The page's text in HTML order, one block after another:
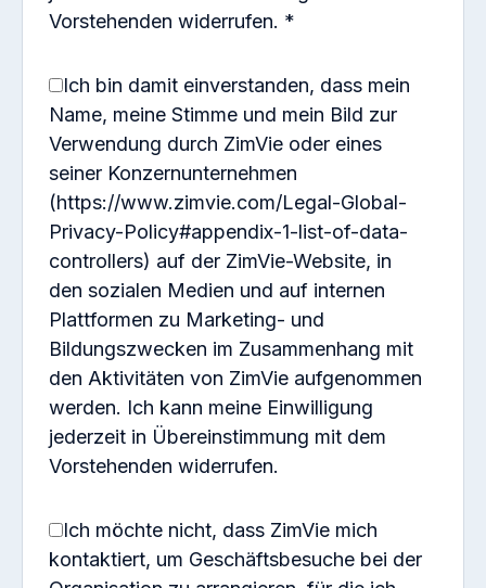
ZimVie unter
privacy.emea@zimvie.com
wenn Sie ein potenzieller zukünftiger Kunde von
ZimVie sind, der erwägt, uns zu beauftragen.
Die von uns verwendeten personenbezogenen
Daten
Wir erheben die folgenden Arten von
personenbezogenen Daten über Sie aus einer
Vielzahl von Quellen.
Informationen, die wir direkt von Ihnen sammeln
[Zum Beispiel, wenn Sie uns Informationen zur
Verfügung stellen, um einen Vertrag mit uns
abzuschließen, ein Formular auf unserer Website
Vorstehenden widerrufen. *
Ich bin damit einverstanden, dass mein
Name, meine Stimme und mein Bild zur
Verwendung durch ZimVie oder eines
seiner Konzernunternehmen
(https://www.zimvie.com/Legal-Global-
Privacy-Policy#appendix-1-list-of-data-
controllers) auf der ZimVie-Website, in
den sozialen Medien und auf internen
Plattformen zu Marketing- und
Bildungszwecken im Zusammenhang mit
den Aktivitäten von ZimVie aufgenommen
werden. Ich kann meine Einwilligung
jederzeit in Übereinstimmung mit dem
Vorstehenden widerrufen.
Ich möchte nicht, dass ZimVie mich
kontaktiert, um Geschäftsbesuche bei der